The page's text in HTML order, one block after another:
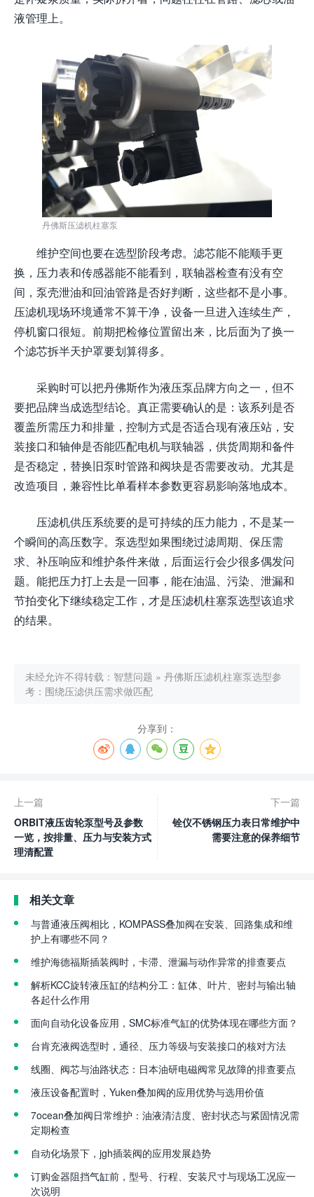
液管理上。
丹佛斯压滤机柱塞泵
维护空间也要在选型阶段考虑。滤芯能不能顺手更
换，压力表和传感器能不能看到，联轴器检查有没有空
间，泵壳泄油和回油管路是否好判断，这些都不是小事。
压滤机现场环境通常不算干净，设备一旦进入连续生产，
停机窗口很短。前期把检修位置留出来，比后面为了换一
个滤芯拆半天护罩要划算得多。
采购时可以把丹佛斯作为液压泵品牌方向之一，但不
要把品牌当成选型结论。真正需要确认的是：该系列是否
覆盖所需压力和排量，控制方式是否适合现有液压站，安
装接口和轴伸是否能匹配电机与联轴器，供货周期和备件
是否稳定，替换旧泵时管路和阀块是否需要改动。尤其是
改造项目，兼容性比单看样本参数更容易影响落地成本。
压滤机供压系统要的是可持续的压力能力，不是某一
个瞬间的高压数字。泵选型如果围绕过滤周期、保压需
求、补压响应和维护条件来做，后面运行会少很多偶发问
题。能把压力打上去是一回事，能在油温、污染、泄漏和
节拍变化下继续稳定工作，才是压滤机柱塞泵选型该追求
的结果。
未经允许不得转载： 智慧问题 » 丹佛斯压滤机柱塞泵选型参
考：围绕压滤供压需求做匹配
分享到：
上一篇
ORBIT液压齿轮泵型号及参数
一览，按排量、压力与安装方式
理清配置
下一篇
铨仪不锈钢压力表日常维护中
需要注意的保养细节
相关文章
与普通液压阀相比，KOMPASS叠加阀在安装、回路集成和维
护上有哪些不同？
维护海德福斯插装阀时，卡滞、泄漏与动作异常的排查要点
解析KCC旋转液压缸的结构分工：缸体、叶片、密封与输出轴
各起什么作用
面向自动化设备应用，SMC标准气缸的优势体现在哪些方面？
台肯充液阀选型时，通径、压力等级与安装接口的核对方法
线圈、阀芯与油路状态：日本油研电磁阀常见故障的排查要点
液压设备配置时，Yuken叠加阀的应用优势与选用价值
7ocean叠加阀日常维护：油液清洁度、密封状态与紧固情况需
定期检查
自动化场景下，jgh插装阀的应用发展趋势
订购金器阻挡气缸前，型号、行程、安装尺寸与现场工况应一
次说明